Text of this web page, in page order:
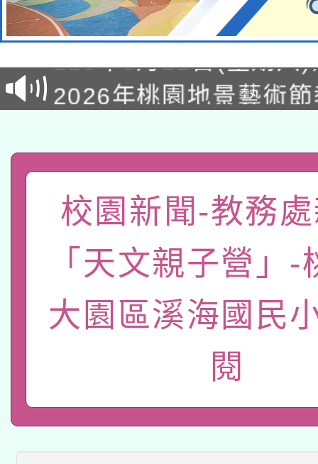
轉知經濟部水利署委託
用水績優單位及節水達
115年8月22日(星期六
桃園市孔廟祈福系列
2026年桃園地景藝術
關事宜
轉知教育部國民及學前
國立臺灣師範大學辦
業成長研習」實施計畫
函轉國家教育研究院
原住民族教育政策研討
族教育國際趨勢與發展
轉知教育部國民及學前
新北市政府教育局辦
師專業成長研習實施計
方素養工作坊新北場」
函轉國立臺灣師範大學
族語言臺北學習中心
轉知有關國立成功大學
文教學共融平台-教案
教育部國民及學前教育
年度COVID-19疫苗接
接種對象擴大為「滿6
接種之民眾」措施，延
轉知經濟部水利署委託
業技術研究院辦理「
用水績優單位及節水達
115年8月22日(星期六
桃園市孔廟祈福系列
校園新聞-教務
「天文親子營」-
大園區溪海國民
閱